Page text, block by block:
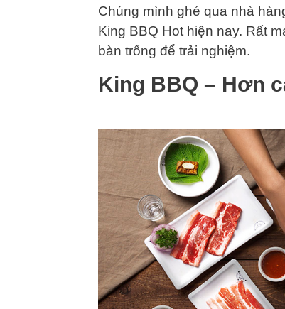
Chúng mình ghé qua nhà
King BBQ Hot hiện nay. Rất
bàn trống để trải nghiệm.
King BBQ – Hơn